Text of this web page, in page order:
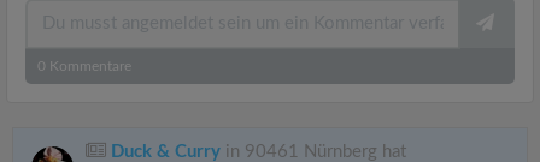
0 Kommentare
Duck & Curry in 90461 Nürnberg hat